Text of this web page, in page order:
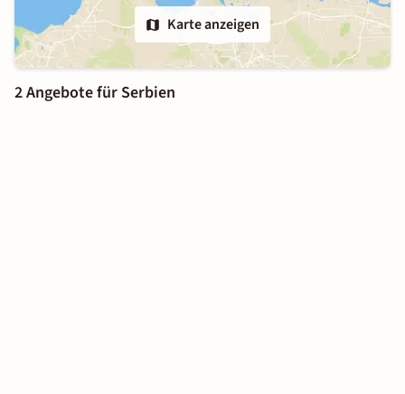
Karte anzeigen
2 Angebote für Serbien